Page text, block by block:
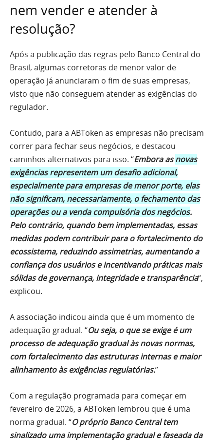
nem vender e atender à
resolução?
Após a publicação das regras pelo Banco Central do
Brasil, algumas corretoras de menor valor de
operação já anunciaram o fim de suas empresas,
visto que não conseguem atender as exigências do
regulador.
Contudo, para a ABToken as empresas não precisam
correr para fechar seus negócios, e destacou
caminhos alternativos para isso. “Embora asnovas
exigências representem um desafio adicional,
especialmente para empresas de menor porte, elas
não significam, necessariamente, o fechamento das
operações ou a venda compulsória dos negócios.
Pelo contrário, quando bem implementadas, essas
medidas podem contribuir para o fortalecimento do
ecossistema, reduzindo assimetrias, aumentando a
confiança dos usuários e incentivando práticas mais
sólidas de governança, integridade e transparência“,
explicou.
A associação indicou ainda que é um momento de
adequação gradual. “Ou seja, o que se exige é um
processo de adequação gradual às novas normas,
com fortalecimento das estruturas internas e maior
alinhamento às exigências regulatórias.”
Com a regulação programada para começar em
fevereiro de 2026, a ABToken lembrou que é uma
norma gradual. “O próprio Banco Central tem
sinalizado uma implementação gradual e faseada da